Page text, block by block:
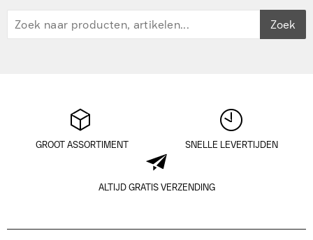
Zoek
GROOT ASSORTIMENT SNELLE LEVERTIJDEN
ALTIJD GRATIS VERZENDING